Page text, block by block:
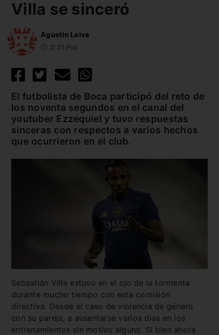
Villa se sinceró
Agustín Leiva
El futbolista de Boca participó del reto de
los noventa segundos en el canal del
youtuber Ezzequiel y tuvo respuestas
sinceras con respectos a varios hechos
que ocurrieron en el club.
Sebastián Villa estuvo en el ojo de la tormenta
durante mucho tiempo con esta comisión
directiva. Desde el caso de violencia de género
con su pareja, a ausentarse varios días en los
entrenamientos sin motivo alguno. Si bien ahora